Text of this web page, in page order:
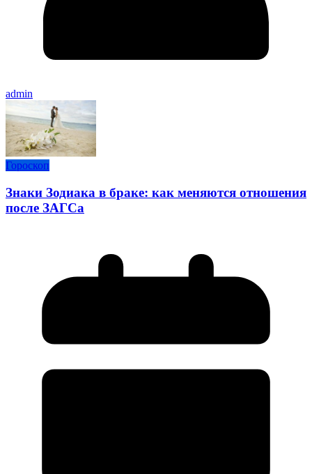
admin
Гороскоп
Знаки Зодиака в браке: как меняются отношения
после ЗАГСа